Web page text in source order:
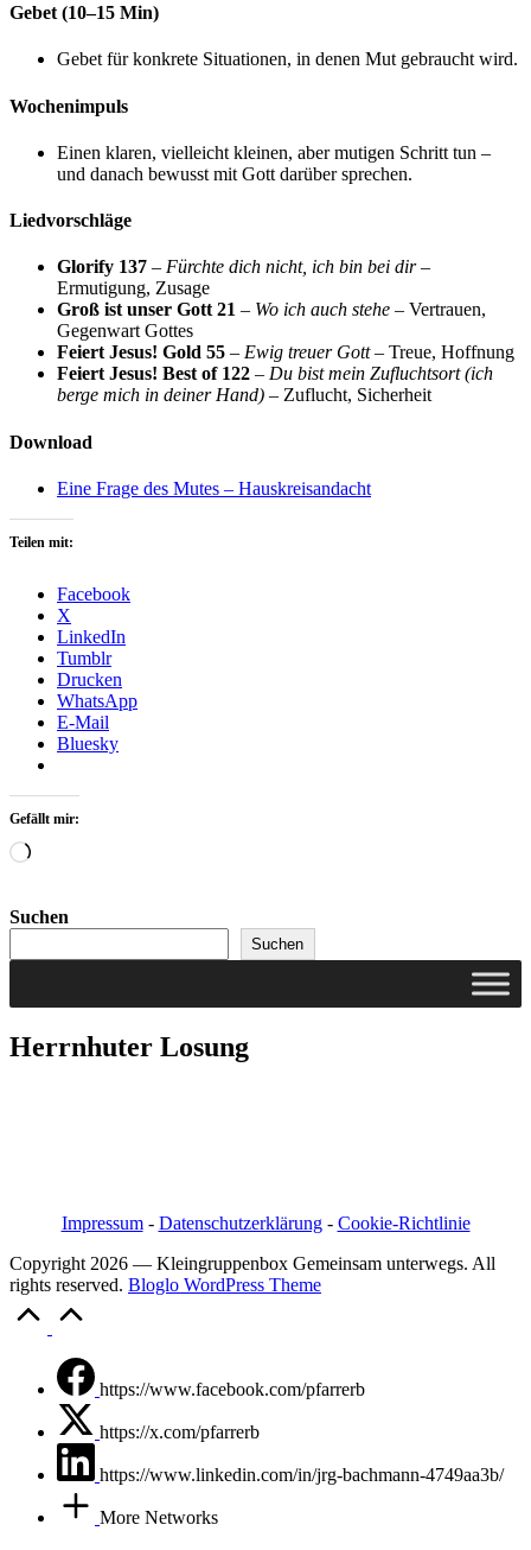
Gebet (10–15 Min)
Gebet für konkrete Situationen, in denen Mut gebraucht wird.
Wochenimpuls
Einen klaren, vielleicht kleinen, aber mutigen Schritt tun –
und danach bewusst mit Gott darüber sprechen.
Liedvorschläge
Glorify 137 – Fürchte dich nicht, ich bin bei dir–
Ermutigung, Zusage
Groß ist unser Gott 21 – Wo ich auch stehe – Vertrauen,
Gegenwart Gottes
Feiert Jesus! Gold 55 – Ewig treuer Gott– Treue, Hoffnung
Feiert Jesus! Best of 122 – Du bist mein Zufluchtsort (ich
berge mich in deiner Hand) – Zuflucht, Sicherheit
Download
Eine Frage des Mutes – Hauskreisandacht
Teilen mit:
Facebook
X
LinkedIn
Tumblr
Drucken
WhatsApp
E-Mail
Bluesky
Gefällt mir:
Wird
Suchen
Suchen
Herrnhuter Losung
Impressum- Datenschutzerklärung- Cookie-Richtlinie
Copyright 2026 — Kleingruppenbox Gemeinsam unterwegs. All
rights reserved. Bloglo WordPress Theme
https://www.facebook.com/pfarrerb
https://x.com/pfarrerb
https://www.linkedin.com/in/jrg-bachmann-4749aa3b/
More Networks